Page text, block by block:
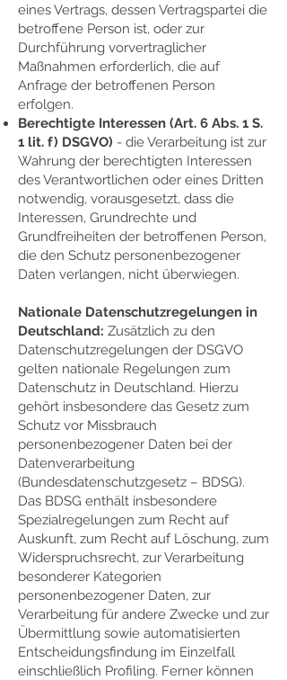
eines Vertrags, dessen Vertragspartei die
betroffene Person ist, oder zur
Durchführung vorvertraglicher
Maßnahmen erforderlich, die auf
Anfrage der betroffenen Person
erfolgen.
Berechtigte Interessen (Art. 6 Abs. 1 S.
1 lit. f) DSGVO) - die Verarbeitung ist zur
Wahrung der berechtigten Interessen
des Verantwortlichen oder eines Dritten
notwendig, vorausgesetzt, dass die
Interessen, Grundrechte und
Grundfreiheiten der betroffenen Person,
die den Schutz personenbezogener
Daten verlangen, nicht überwiegen.
Nationale Datenschutzregelungen in
Deutschland: Zusätzlich zu den
Datenschutzregelungen der DSGVO
gelten nationale Regelungen zum
Datenschutz in Deutschland. Hierzu
gehört insbesondere das Gesetz zum
Schutz vor Missbrauch
personenbezogener Daten bei der
Datenverarbeitung
(Bundesdatenschutzgesetz – BDSG).
Das BDSG enthält insbesondere
Spezialregelungen zum Recht auf
Auskunft, zum Recht auf Löschung, zum
Widerspruchsrecht, zur Verarbeitung
besonderer Kategorien
personenbezogener Daten, zur
Verarbeitung für andere Zwecke und zur
Übermittlung sowie automatisierten
Entscheidungsfindung im Einzelfall
einschließlich Profiling. Ferner können